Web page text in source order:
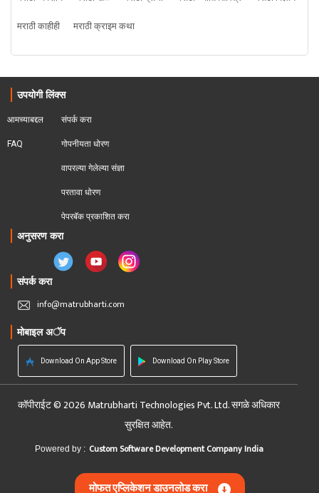
मराठी काहीही
मराठी क्राइम कथा
उपयोगी लिंक्स
आमच्याबद्दल
FAQ
संपर्क करा
गोपनीयता धोरण
वापरल्या गेलेल्या संज्ञा
परतावा धोरण
पेपरबॅक प्रकाशित करा
अनुसरण करा
संपर्क करा
info@matrubharti.com
मोबाइल अॅप
Download On App Store Download On Play Store
कॉपीराईट © 2026 Matrubharti Technologies Pvt. Ltd. सगळे अधिकार
सुरक्षित आहेत.
Powered by : Custom Software Development Company India
मोफत एप्लिकेशन डाउनलोड करा